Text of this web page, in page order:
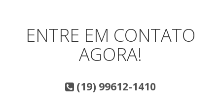
ENTRE EM CONTATO
AGORA!
(19) 99612-1410